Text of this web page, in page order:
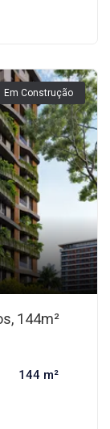
Em Construção
144m²
144 m²